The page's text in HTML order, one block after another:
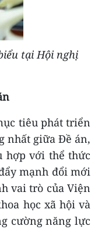
tại Hội nghị
tiêu phát triển
nhất giữa Đề án,
hợp với thể thức
mạnh đổi mới
vai trò của Viện
học xã hội và
cường năng lực